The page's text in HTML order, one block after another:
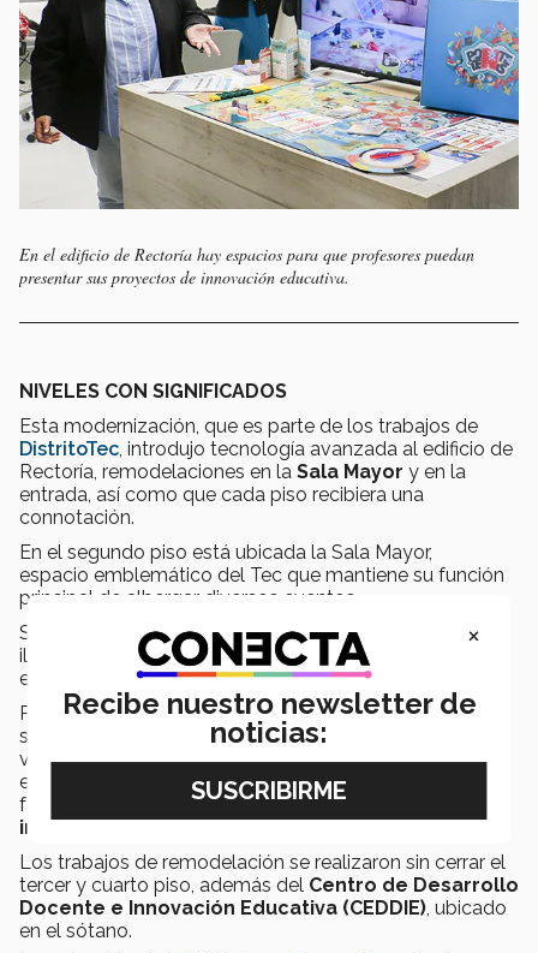
En el edificio de Rectoría hay espacios para que profesores puedan
presentar sus proyectos de innovación educativa.
NIVELES CON SIGNIFICADOS
Esta modernización, que es parte de los trabajos de
DistritoTec, introdujo tecnología avanzada al edificio de
Rectoría, remodelaciones en la Sala Mayor y en la
entrada, así como que cada piso recibiera una
connotación.
En el segundo piso está ubicada la Sala Mayor,
espacio emblemático del Tec que mantiene su función
principal de albergar diversos eventos.
Se restauró, modernizó y se trabajó con temas de
iluminación, además de se buscó de preservar la
esencia de Rectoría.
Para la planta baja, se pretende dar a la comunidad la
sensación de
transparencia en todo lo que tiene que
ver con educación del Tec de Monterrey, por lo que hay
estaciones como
Zona Virtualy de impresiones en
formato
y proyectos de profesores sobre
innovación educativa.
Los trabajos de remodelación se realizaron sin cerrar el
tercer y cuarto piso, además del Centro de Desarrollo
Docente e Innovación Educativa (CEDDIE), ubicado
en el sótano.
×
Recibe nuestro newsletter de
noticias: